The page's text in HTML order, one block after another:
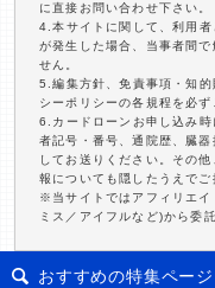
に直接お問い合わせ下さい。
4.本サイトに関して、利用
が発生した場合、当事者間
せん。
5.編集方針、免責事項・知
シーポリシーの各規程を必
6.カードローンお申し込み
者記号・番号、通院歴、臓
してお送りください。その
報についても隠したうえでご
※当サイトではアフィリエイ
ミス／アイフルなど)から委
おすすめの特集ページ